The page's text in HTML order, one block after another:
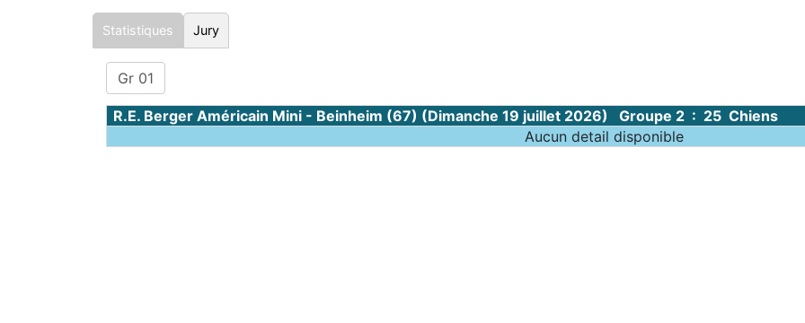
Statistiques Jury
Gr 01
R.E. Berger Américain Mini - Beinheim (67) (Dimanche 19 juillet 2026) Groupe 2 : 25 Chiens
Aucun detail disponible